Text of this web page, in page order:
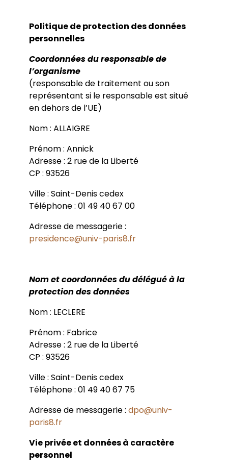
Politique de protection des données
personnelles
Coordonnées du responsable de
l’organisme
(responsable de traitement ou son
représentant si le responsable est situé
en dehors de l’UE)
Nom : ALLAIGRE
Prénom : Annick
Adresse : 2 rue de la Liberté
CP : 93526
Ville : Saint-Denis cedex
Téléphone : 01 49 40 67 00
Adresse de messagerie :
presidence@univ-paris8.fr
Nom et coordonnées du délégué à la
protection des données
Nom : LECLERE
Prénom : Fabrice
Adresse : 2 rue de la Liberté
CP : 93526
Ville : Saint-Denis cedex
Téléphone : 01 49 40 67 75
Adresse de messagerie : dpo@univ-
paris8.fr
Vie privée et données à caractère
personnel